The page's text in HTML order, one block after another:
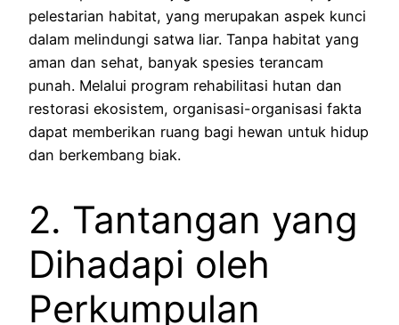
pelestarian habitat, yang merupakan aspek kunci
dalam melindungi satwa liar. Tanpa habitat yang
aman dan sehat, banyak spesies terancam
punah. Melalui program rehabilitasi hutan dan
restorasi ekosistem, organisasi-organisasi fakta
dapat memberikan ruang bagi hewan untuk hidup
dan berkembang biak.
2. Tantangan yang
Dihadapi oleh
Perkumpulan